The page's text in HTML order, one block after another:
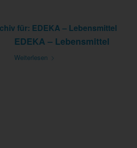
für: EDEKA – Lebensmittel
EDEKA – Lebensmittel
Weiterlesen